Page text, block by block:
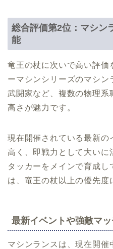
総合評価第2位：マシン
能
竜王の杖に次いで高い評価
ーマシンシリーズのマシン
武闘家など、複数の物理系
高さが魅力です。
現在開催されている最新の
高く、即戦力として大いに
タッカーをメインで育成し
は、竜王の杖以上の優先度
最新イベントや強敵マ
マシンランスは、現在開催